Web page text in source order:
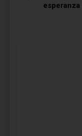
esperanza